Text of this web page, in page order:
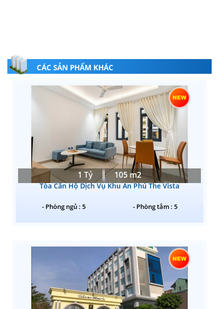
CÁC SẢN PHẨM KHÁC
1 Tỷ 105 m2
Tòa Căn Hộ Dịch Vụ Khu An Phú The Vista
- Phòng ngủ : 5 - Phòng tắm : 5